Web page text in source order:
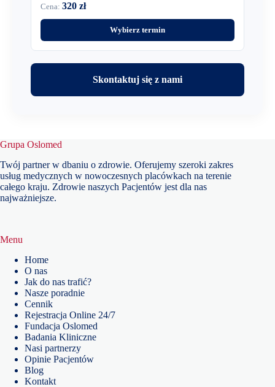
Cena: 320 zł
Wybierz termin
Skontaktuj się z nami
Grupa Oslomed
Twój partner w dbaniu o zdrowie. Oferujemy szeroki zakres
usług medycznych w nowoczesnych placówkach na terenie
całego kraju. Zdrowie naszych Pacjentów jest dla nas
najważniejsze.
Menu
Home
O nas
Jak do nas trafić?
Nasze poradnie
Cennik
Rejestracja Online 24/7
Fundacja Oslomed
Badania Kliniczne
Nasi partnerzy
Opinie Pacjentów
Blog
Kontakt